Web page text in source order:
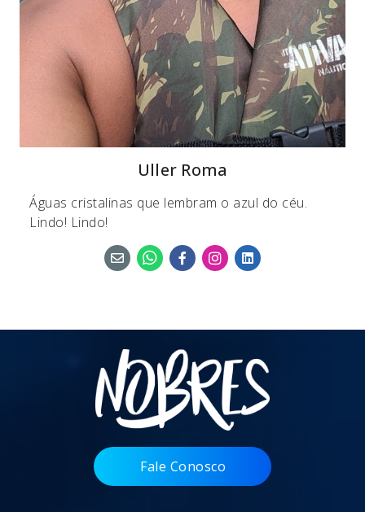
Uller Roma
Águas cristalinas que lembram o azul do céu.
Lindo! Lindo!
Fale Conosco